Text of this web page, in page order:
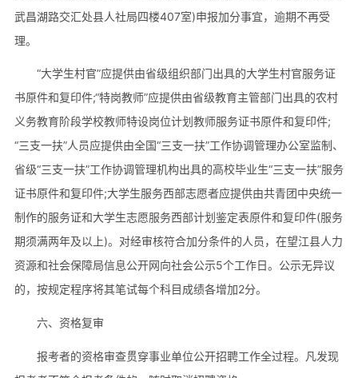
武昌湖路交汇处县人社局四楼407室)申报加分事宜，逾期不再受
理。
“大学生村官”应提供由省级组织部门出具的大学生村官服务证
书原件和复印件;“特岗教师”应提供由省级教育主管部门出具的农村
义务教育阶段学校教师特设岗位计划教师服务证书原件和复印件;
“三支一扶”人员应提供由全国“三支一扶”工作协调管理办公室监制、
省级“三支一扶”工作协调管理机构出具的高校毕业生“三支一扶”服务
证书原件和复印件;大学生服务西部志愿者应提供由共青团中央统一
制作的服务证和大学生志愿服务西部计划鉴定表原件和复印件(服务
期须满两年及以上)。对经审核符合加分条件的人员，在望江县人力
资源和社会保障局信息公开网向社会公示5个工作日。公示无异议
的，按规定程序将其笔试每个科目成绩各增加2分。
六、资格复审
报考者的资格审查贯穿事业单位公开招聘工作全过程。凡发现